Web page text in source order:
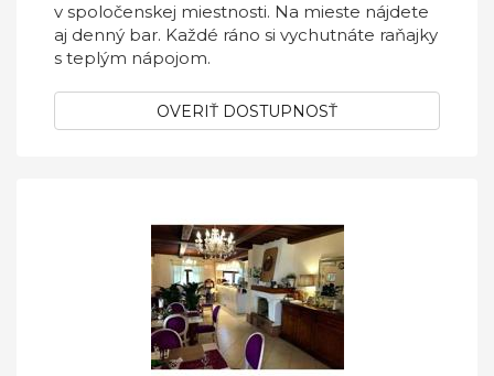
v spoločenskej miestnosti. Na mieste nájdete
aj denný bar. Každé ráno si vychutnáte raňajky
s teplým nápojom.
OVERIŤ DOSTUPNOSŤ